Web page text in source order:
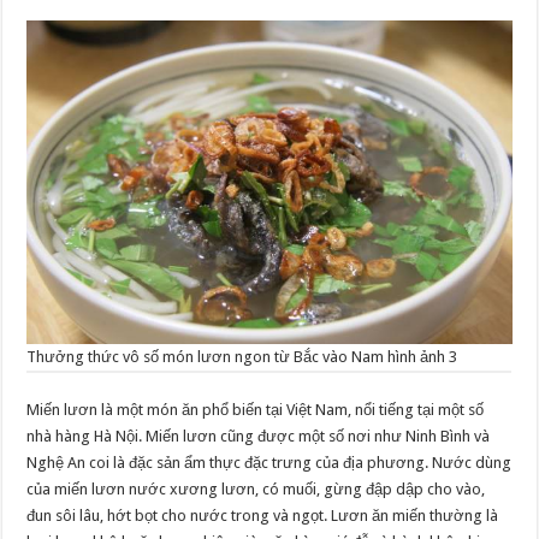
Thưởng thức vô số món lươn ngon từ Bắc vào Nam hình ảnh 3
Miến lươn là một món ăn phổ biến tại Việt Nam, nổi tiếng tại một số
nhà hàng Hà Nội. Miến lươn cũng được một số nơi như Ninh Bình và
Nghệ An coi là đặc sản ẩm thực đặc trưng của địa phương. Nước dùng
của miến lươn nước xương lươn, có muối, gừng đập dập cho vào,
đun sôi lâu, hớt bọt cho nước trong và ngọt. Lươn ăn miến thường là